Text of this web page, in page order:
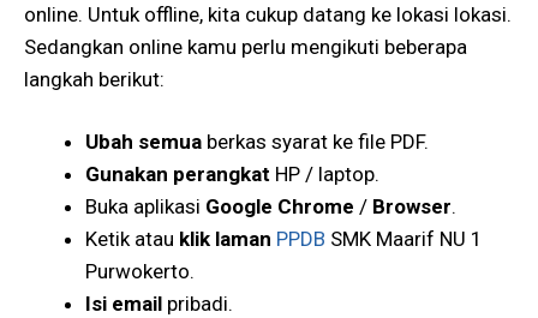
online. Untuk offline, kita cukup datang ke lokasi lokasi.
Sedangkan online kamu perlu mengikuti beberapa
langkah berikut:
Ubah semua berkas syarat ke file PDF.
Gunakan perangkat HP / laptop.
Buka aplikasi Google Chrome / Browser.
Ketik atau klik laman PPDB SMK Maarif NU 1
Purwokerto.
Isi email pribadi.